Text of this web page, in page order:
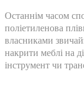
Останнім часом
поліетиленова
власниками
накрити меблі на
інструмент чи